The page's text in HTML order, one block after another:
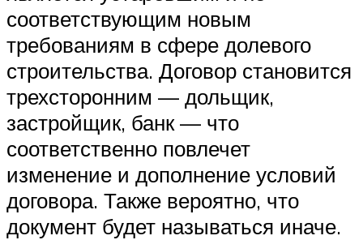
соответствующим новым
требованиям в сфере долевого
строительства. Договор становится
трехсторонним — дольщик,
застройщик, банк — что
соответственно повлечет
изменение и дополнение условий
договора. Также вероятно, что
документ будет называться иначе.